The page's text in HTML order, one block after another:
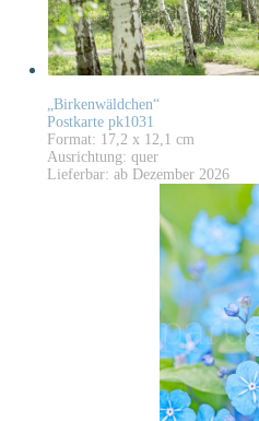
„Birkenwäldchen“
Postkarte pk1031
Format: 17,2 x 12,1 cm
Ausrichtung: quer
Lieferbar: ab Dezember 2026